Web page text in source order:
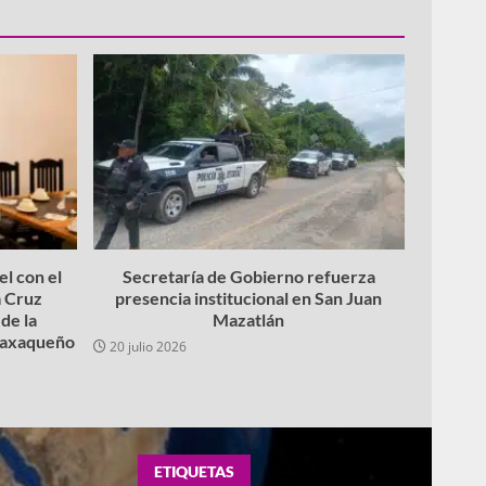
con el
Cruz
la
Secretaría de Gobierno refuerza
presencia institucional en San Juan
Mazatlán
20 julio 2026
ETIQUETAS